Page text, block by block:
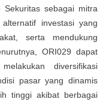
Sekuritas sebagai mitra
investasi yang
serta mendukung
ORI029 dapat
diversifikasi
pasar yang dinamis
tinggi akibat berbagai